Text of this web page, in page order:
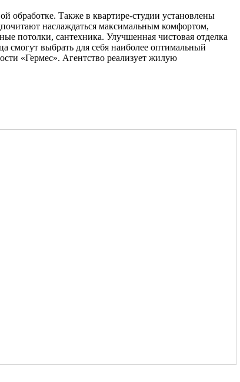
обработке. Также в квартире-студии установлены
наслаждаться максимальным комфортом,
потолки, сантехника. Улучшенная чистовая отделка
смогут выбрать для себя наиболее оптимальный
«Гермес». Агентство реализует жилую